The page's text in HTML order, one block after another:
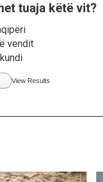
tuaja këtë vit?
vendit
View Results